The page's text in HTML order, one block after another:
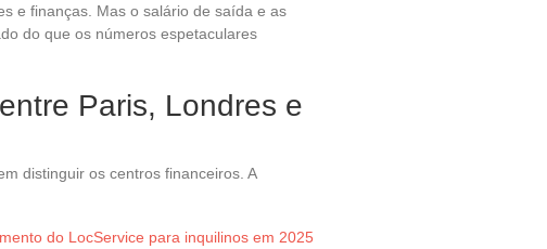
e finanças. Mas o salário de saída e as
do que os números espetaculares
Paris, Londres e
distinguir os centros financeiros. A
do LocService para inquilinos em 2025